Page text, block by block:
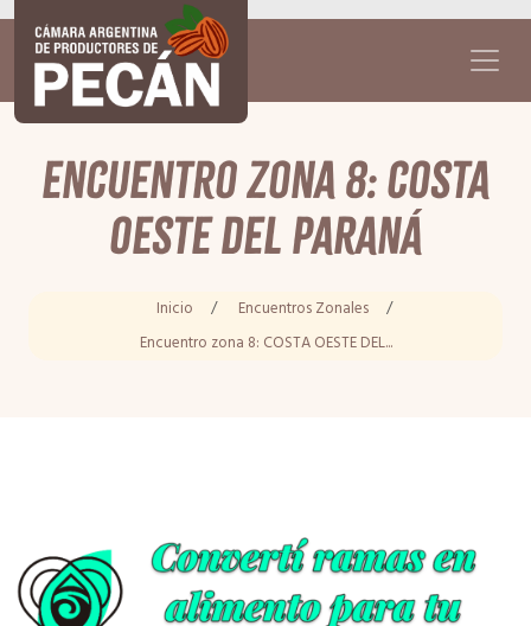
Encuentro zona 8: COSTA
OESTE DEL PARANÁ
Inicio / Encuentros Zonales
/
Encuentro zona 8: COSTA OESTE DEL...